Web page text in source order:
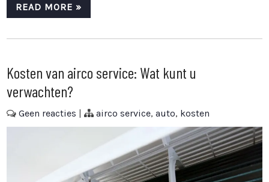
READ MORE »
Kosten van airco service: Wat kunt u
verwachten?
Geen reacties | airco service,auto, kosten